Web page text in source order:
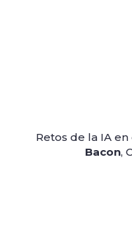
Retos de la IA
Bacon,